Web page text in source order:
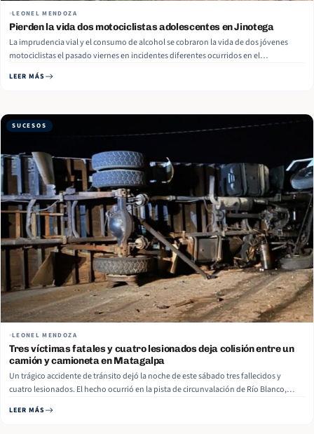
LEONEL MENDOZA
Pierden la vida dos motociclistas adolescentes en Jinotega
La imprudencia vial y el consumo de alcohol se cobraron la vida de dos jóvenes
motociclistas el pasado viernes en incidentes diferentes ocurridos en el
presunta conducción bajo los efectos del alcohol fueron los factores… Read More
LEER MÁS
SUCESOS
LEONEL MENDOZA
Tres víctimas fatales y cuatro lesionados deja colisión entre un
camión y camioneta en Matagalpa
Un trágico accidente de tránsito dejó la noche de este sábado tres fallecidos y
cuatro lesionados. El hecho ocurrió en la pista de circunvalación de Río Blanco,
tres víctimas fatales resultaron de la colisión entre un… Read More
LEER MÁS